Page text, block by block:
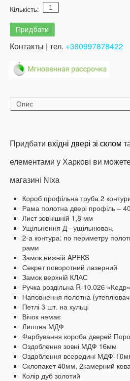
Кількість:
Контакты | тел. +380997878422
Опис
Придбати вхідні двері зі склом
елементами у Харкові ви
магазині Nixa
Короб профільна труба 2
Рама полотна двері профіль –
Лист зовнішній 1,8 мм
Ущільнення Д - ущільнювач,
2-а контура: по периметру
рами
Замок нижній APEKS
Секрет поворотний лазерний
Замок верхній КЛАС
Ручка роздільна R-10.026 «Кедр»
Наповнення полотна
Петлі 3 шт. на кульці
Вічок немає
Лиштва МДФ
Фарбування короба дверей
Оздоблення зовні МДФ 16мм
Оздоблення всередині МДФ-
Склопакет 40мм, 2камерний
Колір дуб золотий